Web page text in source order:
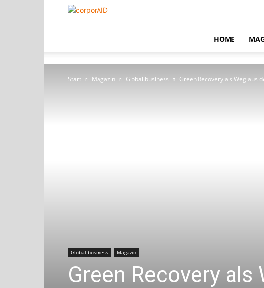
corporAID
HOME
Start Magazin Global.business Green Recovery als Weg aus
Global.business Magazin
Green Recovery als